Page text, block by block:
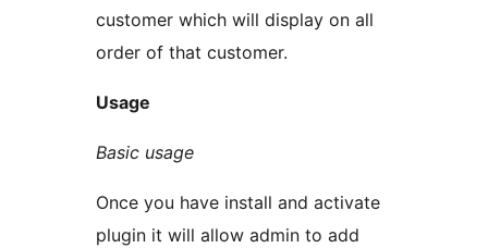
customer which will display on all
order of that customer.
Usage
Basic usage
Once you have install and activate
plugin it will allow admin to add